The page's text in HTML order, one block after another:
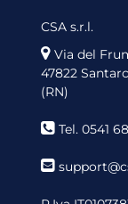
CSA s.r.l.
Via del
47822
(RN)
Tel. 0541